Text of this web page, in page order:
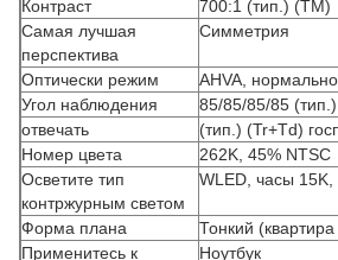
Контраст
700:1 (тип.) (TM)
Самая лучшая
перспектива
Симметрия
Оптически режим
AHVA,
Угол наблюдения
85/85/85/85
отвечать
(тип.) (Tr+Td)
Номер цвета
262K, 45% NTSC
Осветите тип
контржурным светом
WLED, часы
Форма плана
Тонкий
Применитесь к
Ноутбук